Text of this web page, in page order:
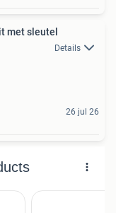
met sleutel
Details
26 jul 26